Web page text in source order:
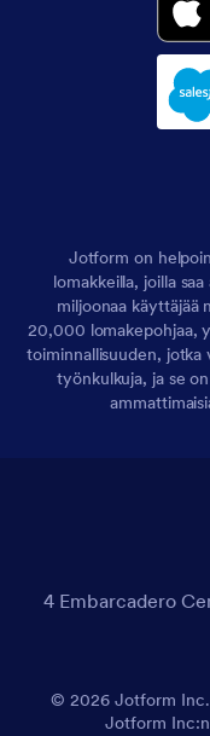
Jotform on
lomakkeilla, joilla
miljoonaa käyttäjää
20,000 lomakepohjaa,
toiminnallisuuden, jotka
työnkulkuja, ja se
4 Embarcadero
© 2026 Jotform
Jotform